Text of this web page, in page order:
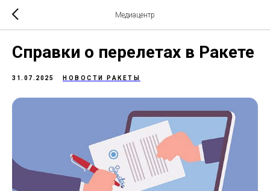
Медиацентр
Справки о перелетах в Ракете
31.07.2025 НОВОСТИ РАКЕТЫ